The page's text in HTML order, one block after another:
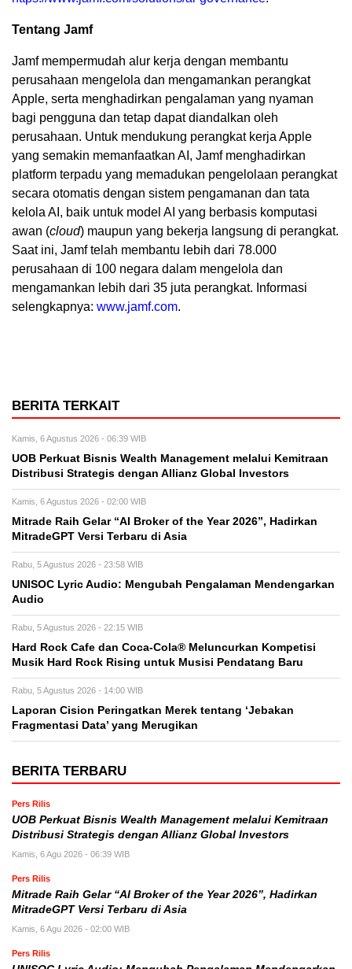
Tentang Jamf
Jamf mempermudah alur kerja dengan membantu
perusahaan mengelola dan mengamankan perangkat
Apple, serta menghadirkan pengalaman yang nyaman
bagi pengguna dan tetap dapat diandalkan oleh
perusahaan. Untuk mendukung perangkat kerja Apple
yang semakin memanfaatkan AI, Jamf menghadirkan
platform terpadu yang memadukan pengelolaan perangkat
secara otomatis dengan sistem pengamanan dan tata
kelola AI, baik untuk model AI yang berbasis komputasi
awan (cloud) maupun yang bekerja langsung di perangkat.
Saat ini, Jamf telah membantu lebih dari 78.000
perusahaan di 100 negara dalam mengelola dan
mengamankan lebih dari 35 juta perangkat. Informasi
selengkapnya: www.jamf.com.
BERITA TERKAIT
Kamis, 6 Agustus 2026 - 06:39 WIB
UOB Perkuat Bisnis Wealth Management melalui Kemitraan
Distribusi Strategis dengan Allianz Global Investors
Kamis, 6 Agustus 2026 - 02:00 WIB
Mitrade Raih Gelar “AI Broker of the Year 2026”, Hadirkan
MitradeGPT Versi Terbaru di Asia
Rabu, 5 Agustus 2026 - 23:58 WIB
UNISOC Lyric Audio: Mengubah Pengalaman Mendengarkan
Audio
Rabu, 5 Agustus 2026 - 22:15 WIB
Hard Rock Cafe dan Coca-Cola® Meluncurkan Kompetisi
Musik Hard Rock Rising untuk Musisi Pendatang Baru
Rabu, 5 Agustus 2026 - 14:00 WIB
Laporan Cision Peringatkan Merek tentang ‘Jebakan
Fragmentasi Data’ yang Merugikan
BERITA TERBARU
Pers Rilis
UOB Perkuat Bisnis Wealth Management melalui Kemitraan
Distribusi Strategis dengan Allianz Global Investors
Kamis, 6 Agu 2026 - 06:39 WIB
Pers Rilis
Mitrade Raih Gelar “AI Broker of the Year 2026”, Hadirkan
MitradeGPT Versi Terbaru di Asia
Kamis, 6 Agu 2026 - 02:00 WIB
Pers Rilis